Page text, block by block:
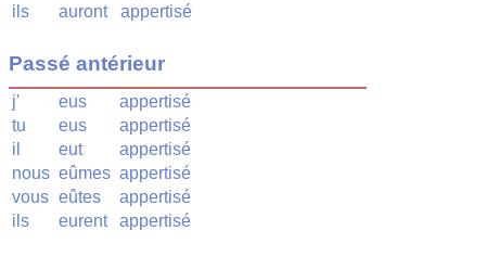
ils
auront appertisé
Passé antérieur
j' eus
appertisé
tu
eus
appertisé
il
eut
appertisé
nous eûmes appertisé
vous eûtes
appertisé
ils
eurent appertisé